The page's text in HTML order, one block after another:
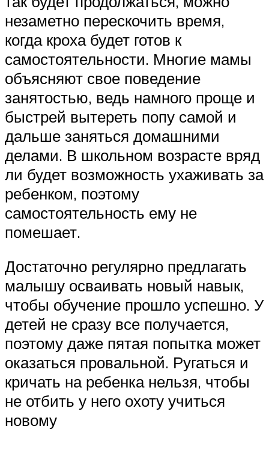
незаметно перескочить время,
когда кроха будет готов к
самостоятельности. Многие мамы
объясняют свое поведение
занятостью, ведь намного проще и
быстрей вытереть попу самой и
дальше заняться домашними
делами. В школьном возрасте вряд
ли будет возможность ухаживать за
ребенком, поэтому
самостоятельность ему не
помешает.
Достаточно регулярно предлагать
малышу осваивать новый навык,
чтобы обучение прошло успешно. У
детей не сразу все получается,
поэтому даже пятая попытка может
оказаться провальной. Ругаться и
кричать на ребенка нельзя, чтобы
не отбить у него охоту учиться
новому